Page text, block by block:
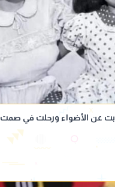
غابت عن الأضواء ورحلت في صمت